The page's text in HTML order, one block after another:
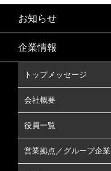
お知らせ
企業情報
トップメッセージ
会社概要
役員一覧
営業拠点／グループ企業